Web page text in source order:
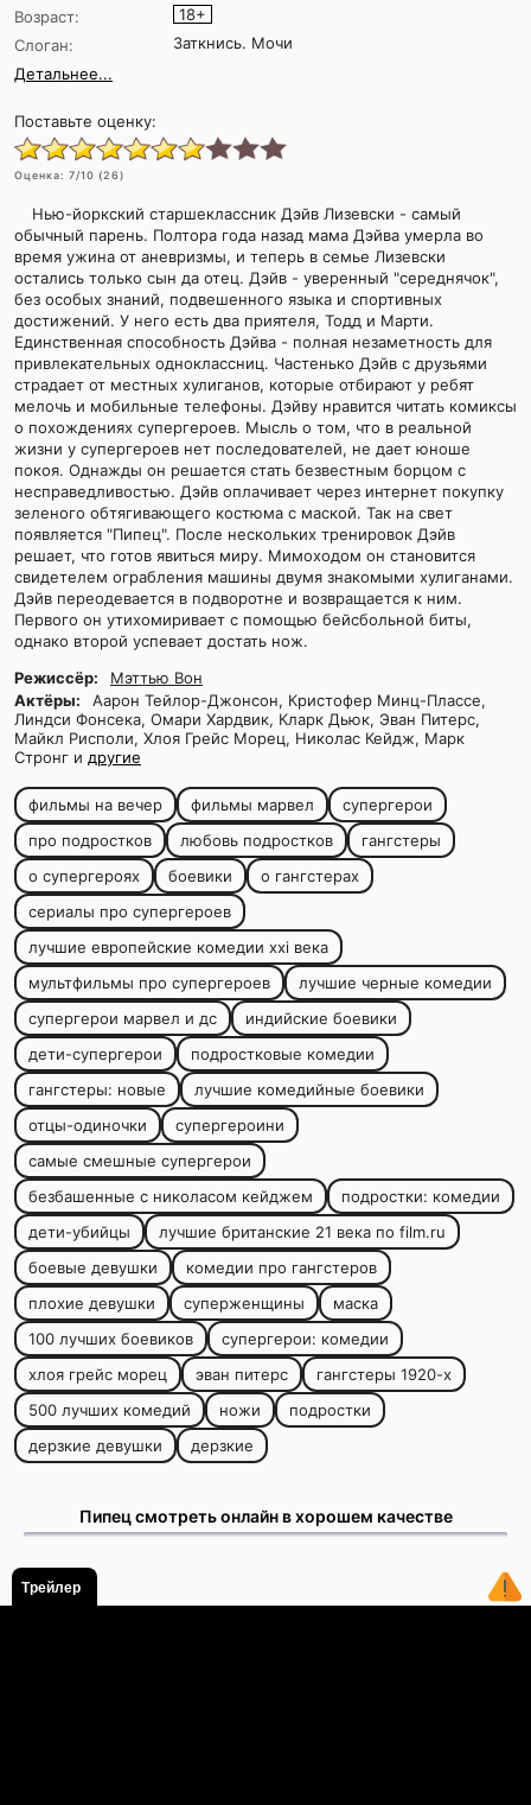
Возраст:
18+
Слоган:
Заткнись. Мочи
Детальнее...
Поставьте оценку:
Оценка: 7/10 (26)
Нью-йоркский старшеклассник Дэйв Лизевски - самый
обычный парень. Полтора года назад мама Дэйва умерла во
время ужина от аневризмы, и теперь в семье Лизевски
остались только сын да отец. Дэйв - уверенный "середнячок",
без особых знаний, подвешенного языка и спортивных
достижений. У него есть два приятеля, Тодд и Марти.
Единственная способность Дэйва - полная незаметность для
привлекательных одноклассниц. Частенько Дэйв с друзьями
страдает от местных хулиганов, которые отбирают у ребят
мелочь и мобильные телефоны. Дэйву нравится читать комиксы
о похождениях супергероев. Мысль о том, что в реальной
жизни у супергероев нет последователей, не дает юноше
покоя. Однажды он решается стать безвестным борцом с
несправедливостью. Дэйв оплачивает через интернет покупку
зеленого обтягивающего костюма с маской. Так на свет
появляется "Пипец". После нескольких тренировок Дэйв
решает, что готов явиться миру. Мимоходом он становится
свидетелем ограбления машины двумя знакомыми хулиганами.
Дэйв переодевается в подворотне и возвращается к ним.
Первого он утихомиривает с помощью бейсбольной биты,
однако второй успевает достать нож.
Режиссёр:
Мэттью Вон
Актёры:
Аарон Тейлор-Джонсон, Кристофер Минц-Плассе,
Линдси Фонсека, Омари Хардвик, Кларк Дьюк, Эван Питерс,
Майкл Рисполи, Хлоя Грейс Морец, Николас Кейдж, Марк
Стронг и другие
фильмы на вечер фильмы марвел
супергерои
про подростков
любовь подростков
гангстеры
о супергероях
боевики
о гангстерах
сериалы про супергероев
лучшие европейские комедии xxi века
мультфильмы про супергероев
лучшие черные комедии
супергерои марвел и дс
индийские боевики
дети-супергерои
подростковые комедии
гангстеры: новые
лучшие комедийные боевики
отцы-одиночки
супергероини
самые смешные супергерои
безбашенные с николасом кейджем
подростки: комедии
дети-убийцы
лучшие британские 21 века по film.ru
боевые девушки
комедии про гангстеров
плохие девушки
суперженщины
маска
100 лучших боевиков
супергерои: комедии
хлоя грейс морец
эван питерс
гангстеры 1920-х
500 лучших комедий
ножи
подростки
дерзкие девушки
дерзкие
Пипец смотреть онлайн в хорошем качестве
Трейлер